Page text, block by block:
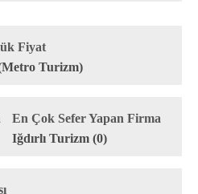
Fiyat
Turizm)
En Çok Sefer Yapan Firma
Iğdırlı Turizm (0)